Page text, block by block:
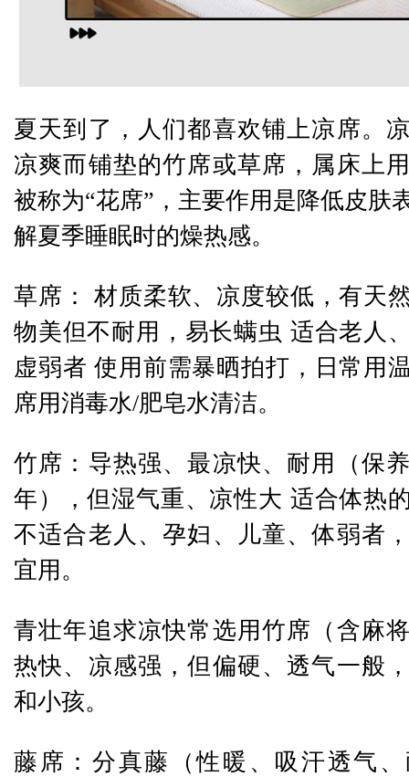
夏天到了，人们都喜欢铺上凉席。
凉爽而铺垫的竹席或草席，属床上
被称为“花席”，主要作用是降低皮肤
解夏季睡眠时的燥热感。
草席： 材质柔软、凉度较低，有天
物美但不耐用，易长螨虫 适合老人
虚弱者 使用前需暴晒拍打，日常用
席用消毒水/肥皂水清洁。
竹席：导热强、最凉快、耐用（保
年），但湿气重、凉性大 适合体热
不适合老人、孕妇、儿童、体弱者
宜用。
青壮年追求凉快常选用竹席（含麻
热快、凉感强，但偏硬、透气一般
和小孩。
藤席：分真藤（性暖、吸汗透气